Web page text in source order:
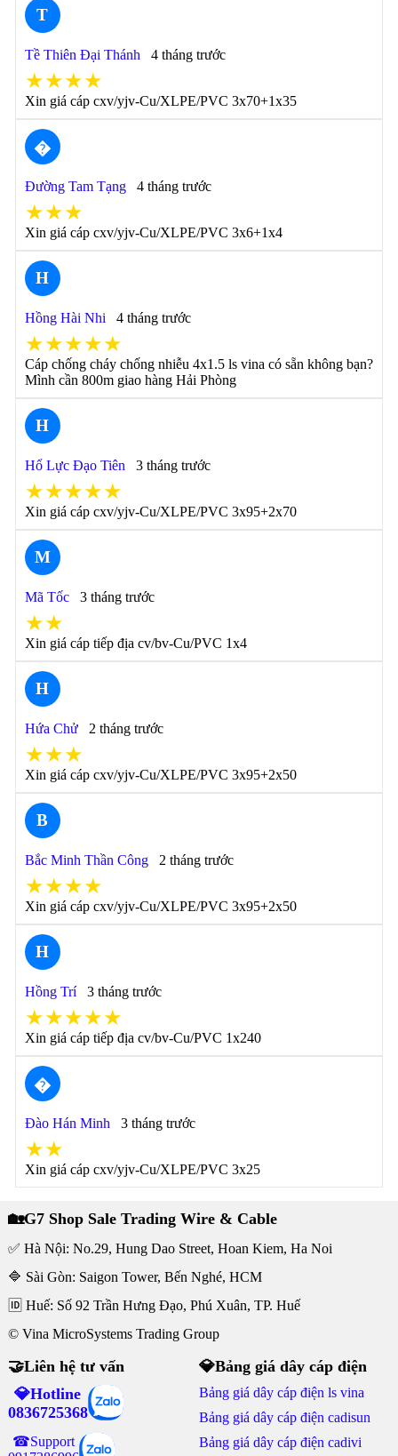
T
Tề Thiên Đại Thánh 4 tháng trước
★★★★
Xin giá cáp cxv/yjv-Cu/XLPE/PVC 3x70+1x35
�
Đường Tam Tạng 4 tháng trước
★★★
Xin giá cáp cxv/yjv-Cu/XLPE/PVC 3x6+1x4
H
Hồng Hài Nhi 4 tháng trước
★★★★★
Cáp chống cháy chống nhiễu 4x1.5 ls vina có sẵn không bạn?
Mình cần 800m giao hàng Hải Phòng
H
Hổ Lực Đạo Tiên 3 tháng trước
★★★★★
Xin giá cáp cxv/yjv-Cu/XLPE/PVC 3x95+2x70
M
Mã Tốc 3 tháng trước
★★
Xin giá cáp tiếp địa cv/bv-Cu/PVC 1x4
H
Hứa Chử 2 tháng trước
★★★
Xin giá cáp cxv/yjv-Cu/XLPE/PVC 3x95+2x50
B
Bắc Minh Thần Công 2 tháng trước
★★★★
Xin giá cáp cxv/yjv-Cu/XLPE/PVC 3x95+2x50
H
Hồng Trí 3 tháng trước
★★★★★
Xin giá cáp tiếp địa cv/bv-Cu/PVC 1x240
�
Đào Hán Minh 3 tháng trước
★★
Xin giá cáp cxv/yjv-Cu/XLPE/PVC 3x25
🏡G7 Shop Sale Trading Wire & Cable
✅ Hà Nội: No.29, Hung Dao Street, Hoan Kiem, Ha Noi
🔷 Sài Gòn: Saigon Tower, Bến Nghé, HCM
🆔 Huế: Số 92 Trần Hưng Đạo, Phú Xuân, TP. Huế
© Vina MicroSystems Trading Group
🤝Liên hệ tư vấn
💎Hotline
0836725368
☎Support
💎Bảng giá dây cáp điện
Bảng giá dây cáp điện ls vina
Bảng giá dây cáp điện cadisun
Bảng giá dây cáp điện cadivi